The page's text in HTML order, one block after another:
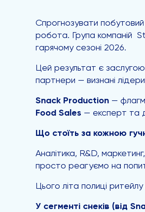
Спрогнозувати
робота. Група компаній
гарячому сезоні 2026.
Цей результат є
партнери — визнані
Snack Production —
Food Sales — експерт та
Що стоїть за кожною
Аналітика, R&D,
просто реагуємо на
Цього літа полиці
У сегменті снеків (від